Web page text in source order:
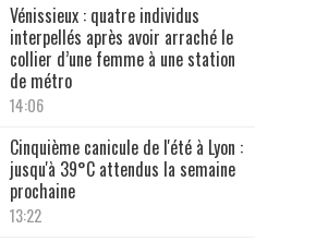
Vénissieux : quatre individus
interpellés après avoir arraché le
collier d’une femme à une station
de métro
14:06
Cinquième canicule de l'été à Lyon :
jusqu'à 39°C attendus la semaine
prochaine
13:22